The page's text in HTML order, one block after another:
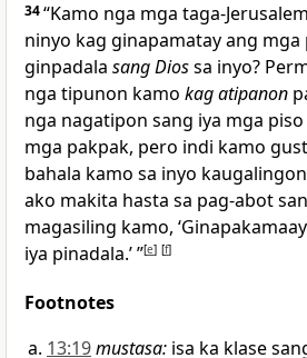
34“Kamo nga mga taga-
ninyo kag ginapamatay ang
ginpadala sang Diossa inyo?
nga tipunon kamo kag atipanon
nga nagatipon sang iya mga
mga pakpak, pero indi kamo
bahala kamo sa inyo
ako makita hasta sa pag-abot
magasiling kamo,
iya pinadala.’ ”[e] [f]
Footnotes
13:19mustasa: isa ka klase